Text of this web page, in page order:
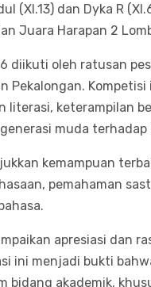
(XI.13) dan Dyka R
Juara Harapan 2
diikuti oleh ratusan
Pekalongan.
literasi, keterampilan
muda terhadap
kemampuan
pemahaman
apresiasi dan
ini menjadi bukti
bidang akademik,